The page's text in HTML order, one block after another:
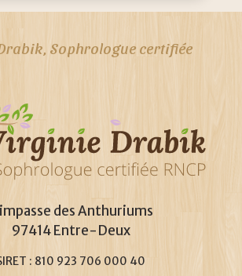
Sophrologue certifiée
des Anthuriums
97414 Entre-Deux
: 810 923 706 000 40